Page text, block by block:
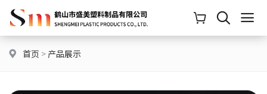
首页 > 产品展示